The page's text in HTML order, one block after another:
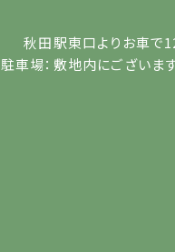
秋田駅東口よりお車で
駐車場：敷地内にございます